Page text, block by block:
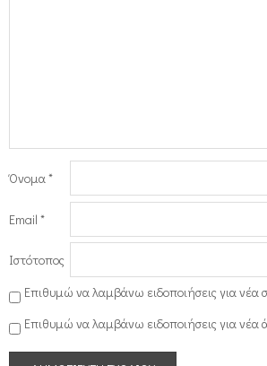
Όνομα*
Email *
Ιστότοπος
Επιθυμώ να λαμβάνω ειδοποιήσεις για νέα
Επιθυμώ να λαμβάνω ειδοποιήσεις για